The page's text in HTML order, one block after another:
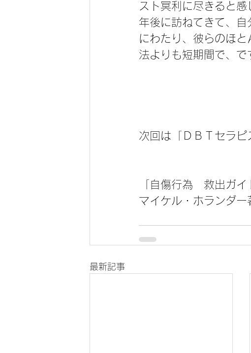
スト冥利に尽きると
年後に訪ねてきて、
にわたり、彼らのほ
法よりも短期間で、で
次回は「ＤＢＴセラピ
「自傷行為　救出ガ
マイケル・ホランダー
最新記事